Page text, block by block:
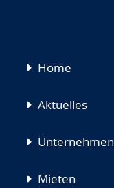
Navigation
Home
Aktuelles
Unternehmen
Mieten